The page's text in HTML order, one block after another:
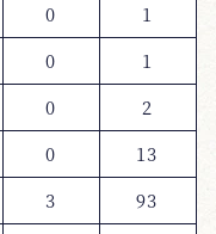
0
1
0
1
0
2
0
13
3
93